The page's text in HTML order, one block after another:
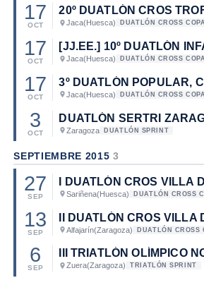
17
OCT Jaca(Huesca) DUATLÓN CROSS COPA
17
OCT Jaca(Huesca) DUATLÓN CROSS COPA
17
OCT Jaca(Huesca) DUATLÓN CROSS COPA
3
OCT
DUATLÓN SERTRI
Zaragoza DUATLÓN SPRINT
SEPTIEMBRE 20153
27
SEP Sariñena(Huesca) DUATLÓN CROSS
13
SEP Alfajarín(Zaragoza) DUATLÓN CROSS
6
SEP Zuera(Zaragoza) TRIATLÓN SPRINT